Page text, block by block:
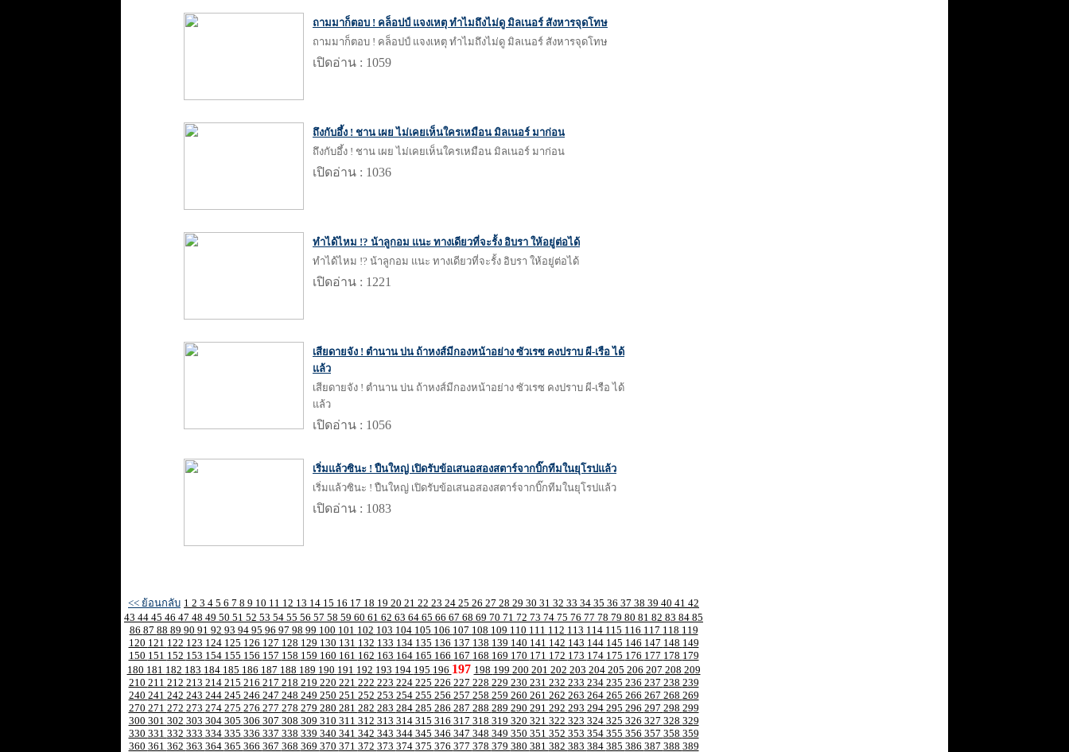
ถามมาก็ตอบ ! คล็อปป์ แจงเหตุ ทำไมถึงไม่ดู มิลเนอร์ สังหารจุดโทษ
ถามมาก็ตอบ ! คล็อปป์ แจงเหตุ ทำไมถึงไม่ดู มิลเนอร์ สังหารจุดโทษ
เปิดอ่าน : 1059
ถึงกับอึ้ง ! ชาน เผย ไม่เคยเห็นใครเหมือน มิลเนอร์ มาก่อน
ถึงกับอึ้ง ! ชาน เผย ไม่เคยเห็นใครเหมือน มิลเนอร์ มาก่อน
เปิดอ่าน : 1036
ทำได้ไหม !? น้าลูกอม แนะ ทางเดียวที่จะรั้ง อิบรา ให้อยู่ต่อได้
ทำได้ไหม !? น้าลูกอม แนะ ทางเดียวที่จะรั้ง อิบรา ให้อยู่ต่อได้
เปิดอ่าน : 1221
เสียดายจัง ! ตำนาน บ่น ถ้าหงส์มีกองหน้าอย่าง ซัวเรซ คงปราบ ผี-เรือ ได้
แล้ว
เสียดายจัง ! ตำนาน บ่น ถ้าหงส์มีกองหน้าอย่าง ซัวเรซ คงปราบ ผี-เรือ ได้
แล้ว
เปิดอ่าน : 1056
เริ่มแล้วซินะ ! ปืนใหญ่ เปิดรับข้อเสนอสองสตาร์จากบิ๊กทีมในยุโรปแล้ว
เริ่มแล้วซินะ ! ปืนใหญ่ เปิดรับข้อเสนอสองสตาร์จากบิ๊กทีมในยุโรปแล้ว
เปิดอ่าน : 1083
<< ย้อนกลับ 1 2 3 4 5 6 7 8 9 10 11 12 13 14 15 16 17 18 19 20 21 22 23 24 25 26 27 28 29 30 31 32 33 34 35 36 37 38 39 40 41 42
43 44 45 46 47 48 49 50 51 52 53 54 55 56 57 58 59 60 61 62 63 64 65 66 67 68 69 70 71 72 73 74 75 76 77 78 79 80 81 82 83 84 85
86 87 88 89 90 91 92 93 94 95 96 97 98 99 100 101 102 103 104 105 106 107 108 109 110 111 112 113 114 115 116 117 118 119
120 121 122 123 124 125 126 127 128 129 130 131 132 133 134 135 136 137 138 139 140 141 142 143 144 145 146 147 148 149
150 151 152 153 154 155 156 157 158 159 160 161 162 163 164 165 166 167 168 169 170 171 172 173 174 175 176 177 178 179
180 181 182 183 184 185 186 187 188 189 190 191 192 193 194 195 196 197 198 199 200 201 202 203 204 205 206 207 208 209
210 211 212 213 214 215 216 217 218 219 220 221 222 223 224 225 226 227 228 229 230 231 232 233 234 235 236 237 238 239
240 241 242 243 244 245 246 247 248 249 250 251 252 253 254 255 256 257 258 259 260 261 262 263 264 265 266 267 268 269
270 271 272 273 274 275 276 277 278 279 280 281 282 283 284 285 286 287 288 289 290 291 292 293 294 295 296 297 298 299
300 301 302 303 304 305 306 307 308 309 310 311 312 313 314 315 316 317 318 319 320 321 322 323 324 325 326 327 328 329
330 331 332 333 334 335 336 337 338 339 340 341 342 343 344 345 346 347 348 349 350 351 352 353 354 355 356 357 358 359
360 361 362 363 364 365 366 367 368 369 370 371 372 373 374 375 376 377 378 379 380 381 382 383 384 385 386 387 388 389